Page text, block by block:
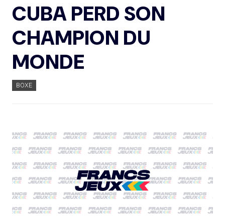
CUBA PERD SON
CHAMPION DU
MONDE
BOXE